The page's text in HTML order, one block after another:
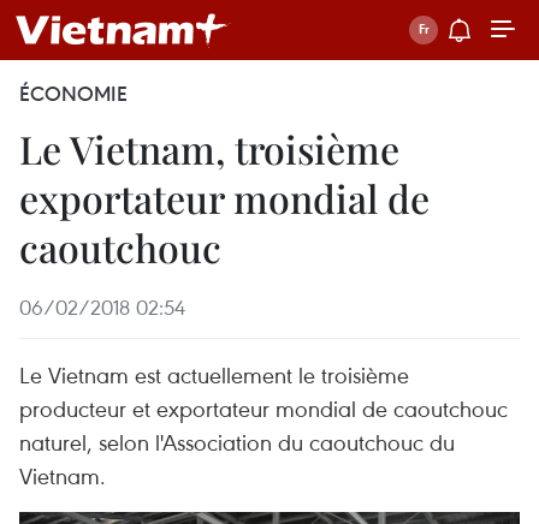
ÉCONOMIE
Le Vietnam, troisième
exportateur mondial de
caoutchouc
06/02/2018 02:54
Le Vietnam est actuellement le troisième
producteur et exportateur mondial de caoutchouc
naturel, selon l'Association du caoutchouc du
Vietnam.